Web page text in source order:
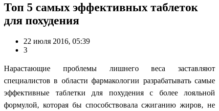
Топ 5 самых эффективных таблеток
для похудения
22 июля 2016, 05:39
3
Нарастающие проблемы лишнего веса заставляют
специалистов в области фармакологии разрабатывать самые
эффективные таблетки для похудения с более лояльной
формулой, которая бы способствовала сжиганию жиров, не